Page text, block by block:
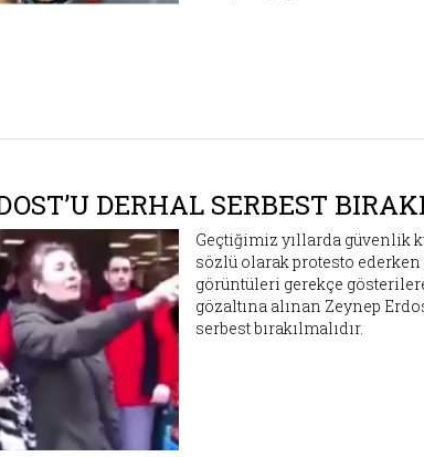
DERHAL SERBEST
Geçtiğimiz yıllarda güvenlik
sözlü olarak protesto
görüntüleri gerekçe
gözaltına alınan Zeynep
serbest bırakılmalıdır.